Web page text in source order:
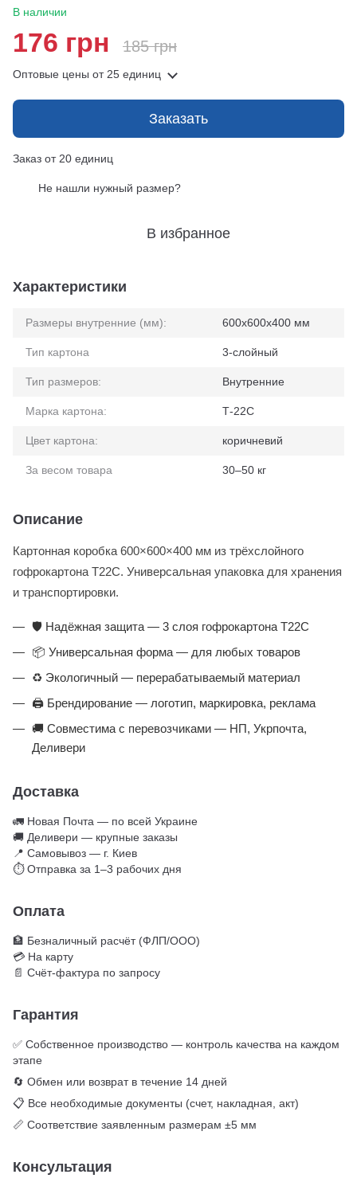
В наличии
176 грн 185 грн
Оптовые цены от 25 единиц
Заказать
Заказ от 20 единиц
Не нашли нужный размер?
В избранное
Характеристики
Размеры внутренние (мм): 600x600x400 мм
Тип картона 3-слойный
Тип размеров: Внутренние
Марка картона: Т-22С
Цвет картона: коричневий
За весом товара 30–50 кг
Описание
Картонная коробка 600×600×400 мм из трёхслойного
гофрокартона Т22С. Универсальная упаковка для хранения
и транспортировки.
🛡️ Надёжная защита — 3 слоя гофрокартона Т22С
📦 Универсальная форма — для любых товаров
♻️ Экологичный — перерабатываемый материал
🖨️ Брендирование — логотип, маркировка, реклама
🚚 Совместима с перевозчиками — НП, Укрпочта,
Деливери
Доставка
🚛 Новая Почта — по всей Украине
🚚 Деливери — крупные заказы
📍 Самовывоз — г. Киев
⏱ Отправка за 1–3 рабочих дня
Оплата
🏦 Безналичный расчёт (ФЛП/ООО)
💳 На карту
📄 Счёт-фактура по запросу
Гарантия
✅ Собственное производство — контроль качества на каждом
этапе
🔄 Обмен или возврат в течение 14 дней
📋 Все необходимые документы (счет, накладная, акт)
📏 Соответствие заявленным размерам ±5 мм
Консультация